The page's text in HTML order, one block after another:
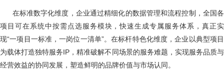
在标准数字化维度，企业通过精细化的数据管理和流程控制，全国各
项目可在系统中按需点选服务模块，快速生成专属服务体系，真正实
现“一项目一标准，一岗位一清单”。在标杆特色化维度，企业以典型项目
为载体打造独特服务IP，精准破解不同场景的服务难题，实现服务品质与
经营效益的协同发展，塑造鲜明的品牌价值与市场认同。